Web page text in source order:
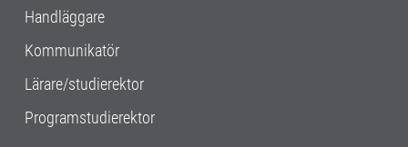
Handläggare
Kommunikatör
Lärare/studierektor
Programstudierektor